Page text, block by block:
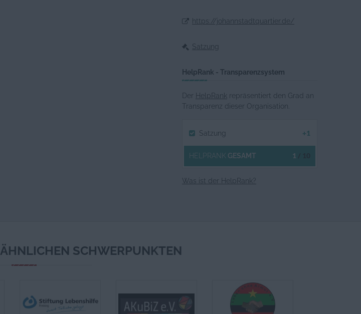
https://johannstadtquartier.de/
Satzung
HelpRank - Transparenzsystem
Der HelpRank repräsentiert den Grad an
Transparenz dieser Organisation.
Satzung +1
HELPRANK GESAMT 1
Was ist der HelpRank?
ÄHNLICHEN SCHWERPUNKTEN